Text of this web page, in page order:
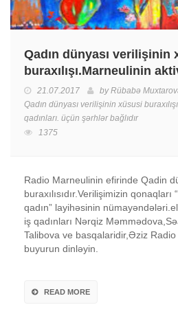
Qadın dünyası verilişinin
buraxılışı.Marneulinin
21.07.2017 byRübabə
Qadın dünyası verilişinin xüsusi
qadınları. üçün şərhlər bağlıdır
1375
Radio Marneulinin efirinde Qadin
buraxılısıdır.Verilişimizin
qadın” layihəsinin
iş qadınları Nərqiz
Talibova ve basqalaridir,Əziz
buyurun dinləyin.
READ MORE